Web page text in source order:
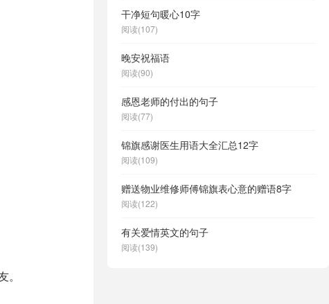
干净短句暖心10字
阅读(107)
晚安祝福语
阅读(90)
感恩老师的付出的句子
阅读(77)
锦旗感谢医生用语大全汇总12字
阅读(109)
赠送物业维修师傅锦旗表心意的赠语8字
阅读(122)
有关爱情英文的句子
阅读(139)